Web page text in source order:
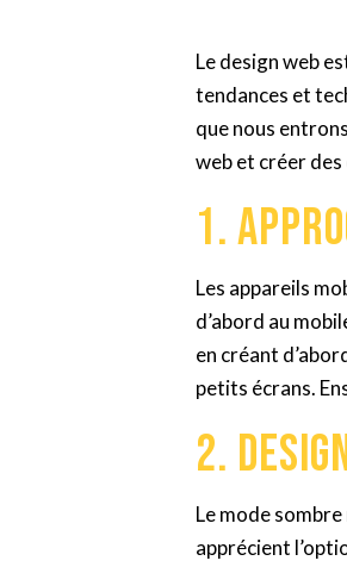
Le design web
tendances et
que nous
web et créer
1.
Les appareils
d’abord au
en créant
petits écrans.
2.
Le mode
apprécient